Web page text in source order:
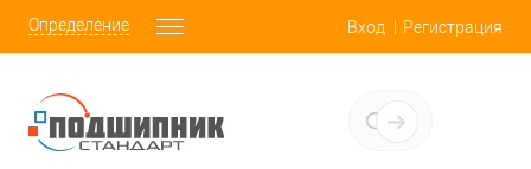
Определение Вход Регистрация